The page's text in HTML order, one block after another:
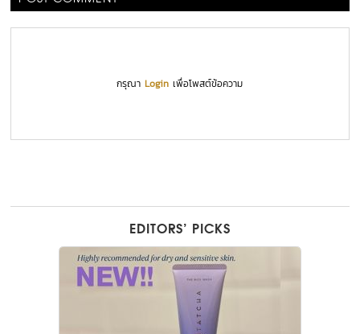
กรุณาLogin เพื่อโพสต์ข้อความ
EDITORS’ PICKS